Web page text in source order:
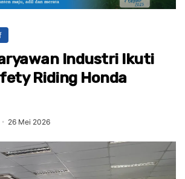
Industri Ikuti
Riding Honda
26 Mei 2026